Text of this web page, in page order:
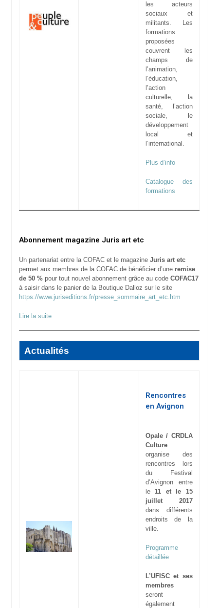
les acteurs
sociaux et
militants. Les
formations
proposées
couvrent les
champs de
l’animation,
l’éducation,
l’action
culturelle, la
santé, l’action
sociale, le
développement
local et
l’international.
Plus d’info
Catalogue des
formations
Abonnement magazine Juris art etc
Un partenariat entre la COFAC et le magazine Juris art etc
permet aux membres de la COFAC de bénéficier d’une remise
de 50 %pour tout nouvel abonnement grâce au codeCOFAC17
à saisir dans le panier de la Boutique Dalloz sur le site
https://www.juriseditions.fr/presse_sommaire_art_etc.htm
Lire la suite
Actualités
Rencontres
en Avignon
Opale / CRDLA
Culture
organise des
rencontres lors
du Festival
d’Avignon entre
le 11 et le 15
juillet 2017
dans différents
endroits de la
ville.
Programme
détaillée
L’UFISC et ses
membres
seront
également